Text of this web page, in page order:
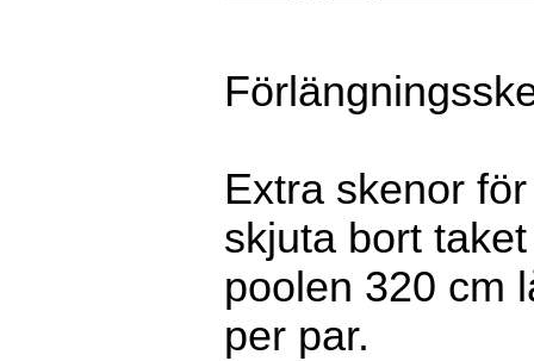
Extra skenor
skjuta bort
poolen 320 cm
per par.